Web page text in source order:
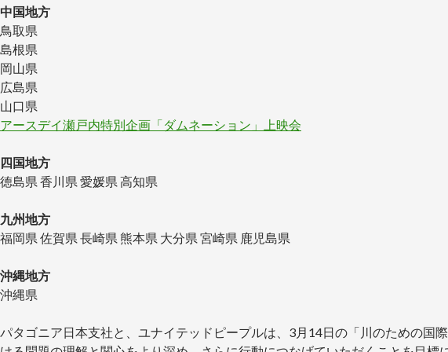
中国地方
鳥取県
島根県
岡山県
広島県
山口県
アースデイ瀬戸内特別企画「ダムネーション」上映会
四国地方
徳島県 香川県 愛媛県 高知県
九州地方
福岡県 佐賀県 長崎県 熊本県 大分県 宮崎県 鹿児島県
沖縄地方
沖縄県
パタゴニア日本支社と、ユナイテッドピープルは、3月14日の「川のための国